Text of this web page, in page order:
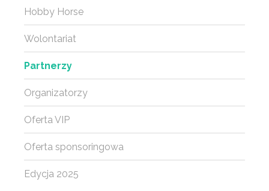
Hobby Horse
Wolontariat
Partnerzy
Organizatorzy
Oferta VIP
Oferta sponsoringowa
Edycja 2025